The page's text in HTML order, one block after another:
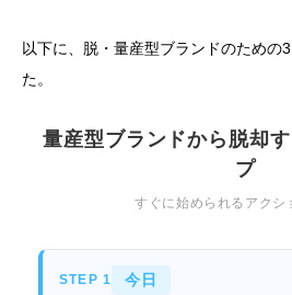
以下に、脱・量産型ブランドのための
た。
量産型ブランドから脱却
プ
すぐに始められるアクシ
STEP 1 今日